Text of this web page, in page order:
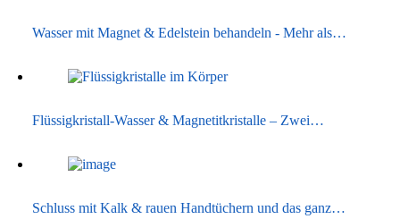
Wasser mit Magnet & Edelstein behandeln - Mehr als…
Flüssigkristall-Wasser & Magnetitkristalle – Zwei…
Schluss mit Kalk & rauen Handtüchern und das ganz…